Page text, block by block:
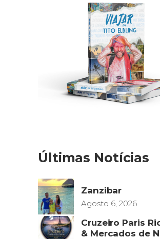
Últimas Notícias
Zanzibar
Agosto 6, 2026
Cruzeiro Paris
& Mercados de